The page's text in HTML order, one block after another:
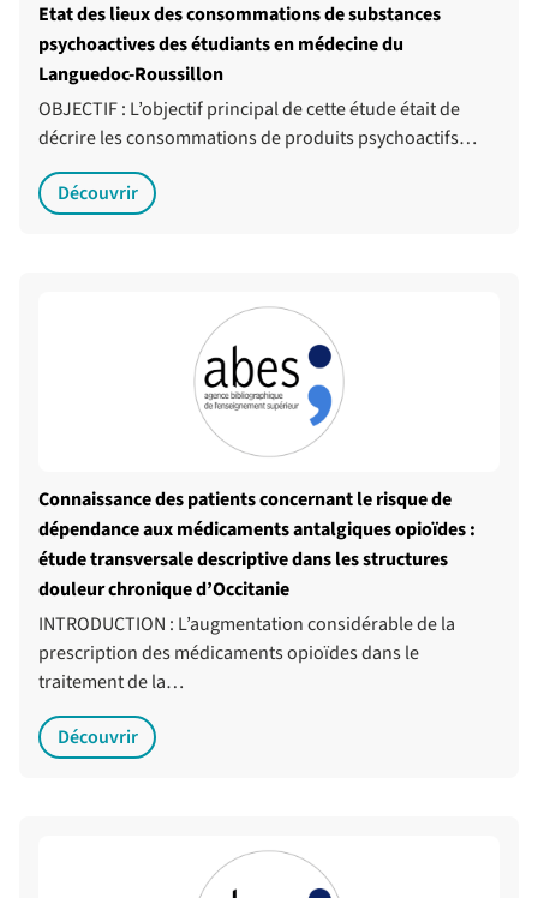
Etat des lieux des consommations de substances
psychoactives des étudiants en médecine du
Languedoc-Roussillon
OBJECTIF : L’objectif principal de cette étude était de
décrire les consommations de produits psychoactifs…
Découvrir
Connaissance des patients concernant le risque de
dépendance aux médicaments antalgiques opioïdes :
étude transversale descriptive dans les structures
douleur chronique d’Occitanie
INTRODUCTION : L’augmentation considérable de la
prescription des médicaments opioïdes dans le
traitement de la…
Découvrir